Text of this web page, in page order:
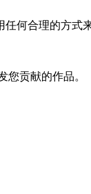
任何合理的方式
您贡献的作品。